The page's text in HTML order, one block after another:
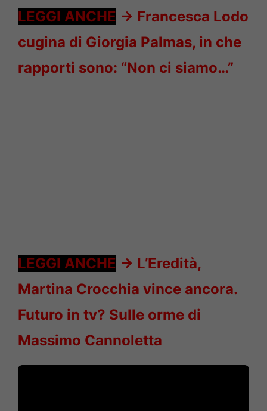
LEGGI ANCHE -> Francesca Lodo
cugina di Giorgia Palmas, in che
rapporti sono: “Non ci siamo…”
LEGGI ANCHE -> L’Eredità,
Martina Crocchia vince ancora.
Futuro in tv? Sulle orme di
Massimo Cannoletta